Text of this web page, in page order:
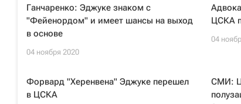
Ганчаренко: Эджуке знаком с
"Фейенордом" и имеет шансы на выход
в основе
04 ноября 2020
ЦСКА
04
Форвард "Херенвена" Эджуке перешел
в ЦСКА
СМИ: